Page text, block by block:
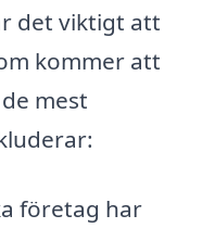
det viktigt att
kommer att
mest
företag har